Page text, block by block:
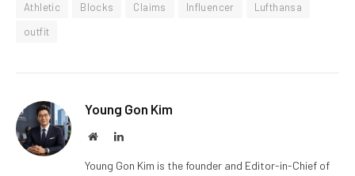
Athletic Blocks Claims Influencer
Lufthansa
outfit
Young Gon Kim
WebsiteLinkedIn
Young Gon Kim is the founder and Editor-in-Chief of